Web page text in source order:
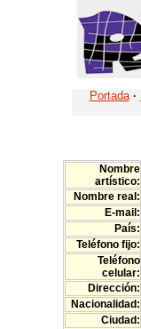
Portada ·
Nombre
artístico:
Nombre real:
E-mail:
País:
Teléfono fijo:
Teléfono
celular:
Dirección:
Nacionalidad:
Ciudad: